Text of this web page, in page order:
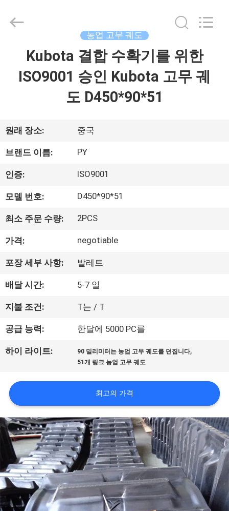
회
사
소
공
장
견
학
품
관
리
문
의
하
기
Shanghai
Reserved.
농업 고무 궤도
Kubota 결합 수확기를 위한
ISO9001 승인 Kubota 고무 궤
도 D450*90*51
원래 장소: 중국
브랜드 이름: PY
인증: ISO9001
모델 번호: D450*90*51
최소 주문 수량: 2PCS
가격: negotiable
포장 세부 사항: 발레트
배달 시간: 5-7 일
지불 조건: T는 / T
공급 능력: 한달에 5000 PC를
하이 라이트: 90 밀리미터는 농업 고무 궤도를 던집니다,
51개 링크 농업 고무 궤도
최고의 가격